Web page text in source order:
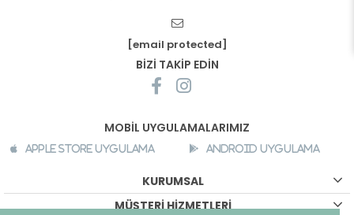
[email protected]
BİZİ TAKİP EDİN
MOBİL UYGULAMALARIMIZ
Apple Store Uygulama Android Uygulama
KURUMSAL
MÜŞTERİ HİZMETLERİ